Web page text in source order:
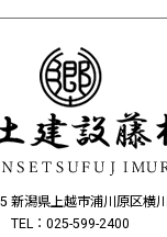
新潟県上越市浦川原区横
TEL：025-599-2400